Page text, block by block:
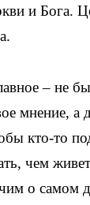
и Бога.
– не
мнение, а
кто-то
чем
о самом